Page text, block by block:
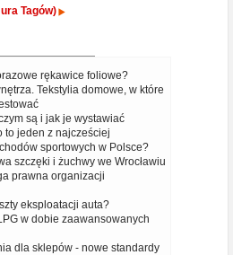
Tagów)
rękawice foliowe?
Tekstylia domowe, w które
są i jak je wystawiać
to jeden z najcześciej
sportowych w Polsce?
szczęki i żuchwy we Wrocławiu
prawna organizacji
eksploatacji auta?
w dobie zaawansowanych
dla sklepów - nowe standardy